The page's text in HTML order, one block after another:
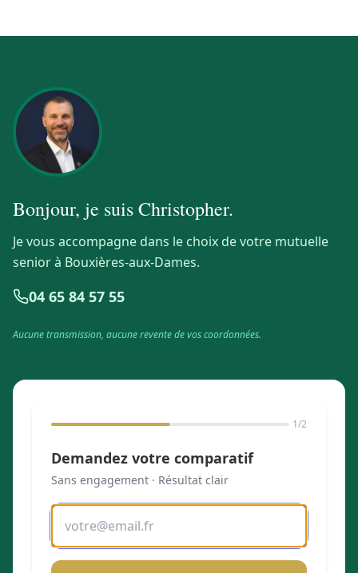
Bonjour, je suisChristopher.
Je vous accompagne dans le choix de votre mutuelle
senior à Bouxières-aux-Dames.
04 65 84 57 55
Aucune transmission, aucune revente de vos coordonnées.
1/2
Demandez votre comparatif
Sans engagement · Résultat clair